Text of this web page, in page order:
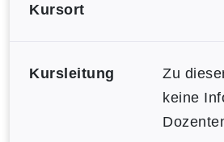
Kursort
Kursleitung
Zu
keine